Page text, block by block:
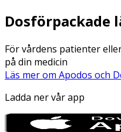
Dosförpackade
För vårdens patienter
på din medicin
Läs mer om Apodos och
Ladda ner vår app